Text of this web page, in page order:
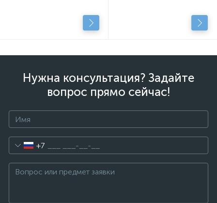
Нужна консультация? Задайте
вопрос прямо сейчас!
+7